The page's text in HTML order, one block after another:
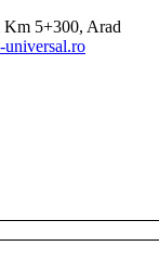
5+300, Arad